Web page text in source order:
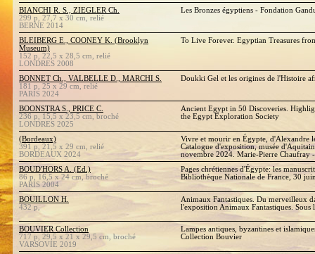
BIANCHI R. S., ZIEGLER Ch.
299 p, 27,7 x 30 cm, relié
BERNE 2014
Les Bronzes égyptiens - Fondation
BLEIBERG E., COONEY K. (Brooklyn
Museum)
152 p, 22,5 x 28,5 cm, relié
LONDRES 2008
To Live Forever. Egyptian Treasures
BONNET Ch., VALBELLE D., MARCHI S.
181 p, 25 x 29 cm, relié
PARIS 2024
Doukki Gel et les origines de l'Histoire
BOONSTRA S., PRICE C.
236 p, 15,5 x 23,5 cm, broché
LONDRES 2025
Ancient Egypt in 50 Discoveries.
the Egypt Exploration Society
(Bordeaux)
391 p, 21,5 x 29 cm, relié
BORDEAUX 2024
Vivre et mourir en Égypte, d'Alexandre
Catalogue d'exposition, musée
novembre 2024. Marie-Pierre Chaufray
BOUD'HORS A. (Ed.)
86 p, 16,5 x 24 cm, broché
PARIS 2004
Pages chrétiennes d'Égypte: les
Bibliothèque Nationale de France, 30
BOUILLON H.
432 p,
Animaux Fantastiques. Du merveilleux
l'exposition Animaux Fantastiques.
BOUVIER Collection
717 p, 29,5 x 21 x 29,5 cm, broché
VARSOVIE 2019
Lampes antiques, byzantines et
Collection Bouvier